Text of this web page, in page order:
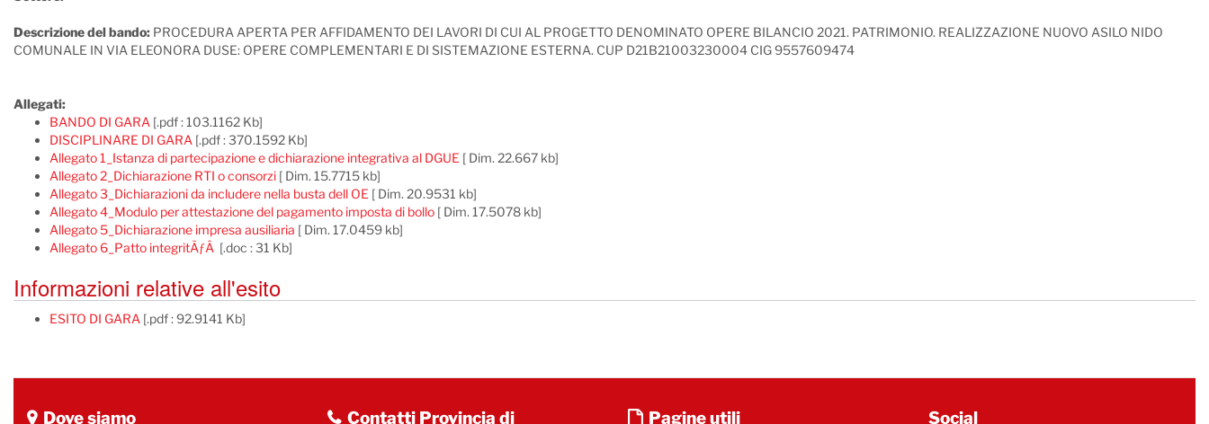
Descrizione del bando: PROCEDURA APERTA PER AFFIDAMENTO DEI LAVORI DI CUI AL PROGETTO DENOMINATO OPERE BILANCIO 2021. PATRIMONIO. REALIZZAZIONE NUOVO ASILO NIDO
COMUNALE IN VIA ELEONORA DUSE: OPERE COMPLEMENTARI E DI SISTEMAZIONE ESTERNA. CUP D21B21003230004 CIG 9557609474
Allegati:
BANDO DI GARA [.pdf : 103.1162 Kb]
DISCIPLINARE DI GARA [.pdf : 370.1592 Kb]
Allegato 1_Istanza di partecipazione e dichiarazione integrativa al DGUE [ Dim. 22.667 kb]
Allegato 2_Dichiarazione RTI o consorzi [ Dim. 15.7715 kb]
Allegato 3_Dichiarazioni da includere nella busta dell OE [ Dim. 20.9531 kb]
Allegato 4_Modulo per attestazione del pagamento imposta di bollo [ Dim. 17.5078 kb]
Allegato 5_Dichiarazione impresa ausiliaria [ Dim. 17.0459 kb]
Allegato 6_Patto integritÃƒÂ [.doc : 31 Kb]
Informazioni relative all'esito
ESITO DI GARA [.pdf : 92.9141 Kb]
Dove siamo
Contatti Provincia di
Pagine utili Social